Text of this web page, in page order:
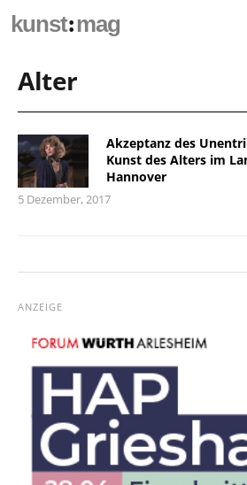
kunst:mag
Alter
Akzeptanz des
Kunst des Alters im
Hannover
5 Dezember, 2017
ANZEIGE